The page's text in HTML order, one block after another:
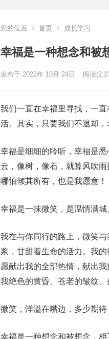
您的位置 首页 成长学习
幸福是一种想念和被
发布于 2022年 10月 24日 阅读
我们一直在幸福里寻找，一
活。其实，只要我们不退却，
幸福是细细的聆听，幸福是
云，像树，像石，就算风吹
哪怕倾其所有，也是我愿意！
幸福是一抹微笑，是温情满城
我在与你同行的路上，微笑
浆，甘甜着生命的活力。我
愿献出我的全部热情，献出
我绝色的黄昏、苍老的皱纹、
微笑，洋溢在嘴边，多少期待
幸福是一种想念和被想念，相